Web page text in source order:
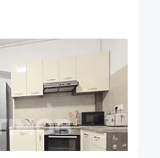
zona Liceului
Parter
Etaj